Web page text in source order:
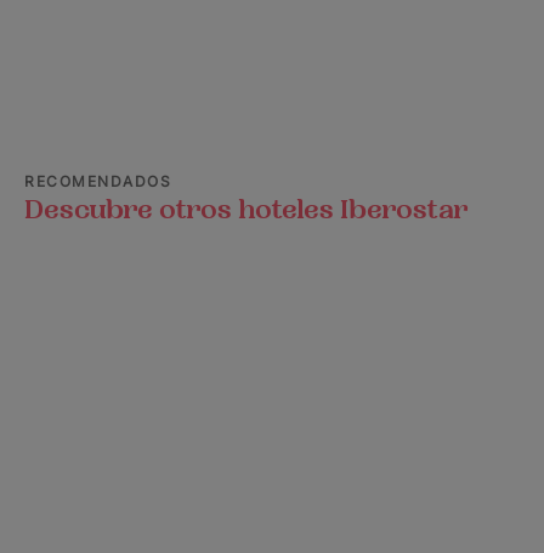
RECOMENDADOS
Descubre otros hoteles Iberostar